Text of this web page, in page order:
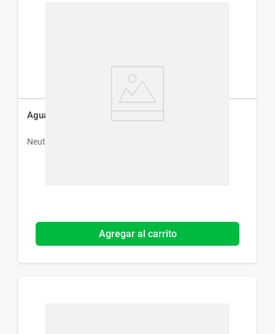
Agua Micelar Neutrogena Hydro Boost x 200 ml
Neutrogena
Agregar al carrito